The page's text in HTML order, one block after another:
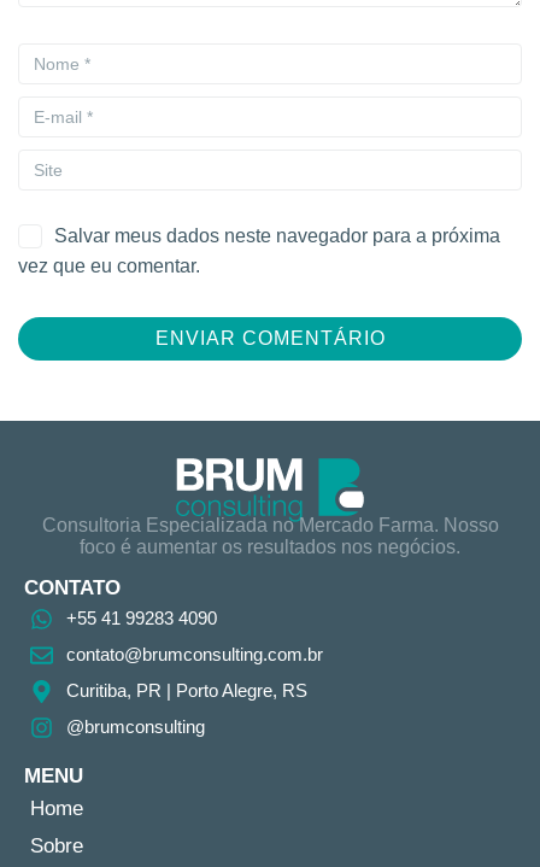
Salvar meus dados neste navegador para a próxima
vez que eu comentar.
Consultoria Especializada no Mercado Farma. Nosso
foco é aumentar os resultados nos negócios.
CONTATO
+55 41 99283 4090
contato@brumconsulting.com.br​
Curitiba, PR​ | Porto Alegre, RS
@brumconsulting
MENU
Home
Sobre